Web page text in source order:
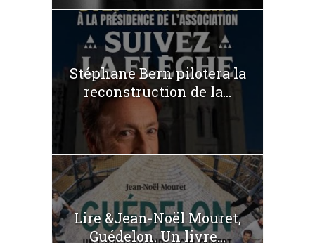
Stéphane Bern pilotera la
reconstruction de la...
Lire &Jean-Noël Mouret,
Guédelon. Un livre...